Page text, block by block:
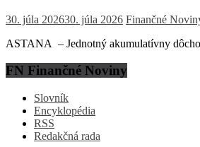
30. júla 202630. júla 2026 Finančné
ASTANA – Jednotný akumulatívny
FN Finančné Noviny
Slovník
Encyklopédia
RSS
Redakčná rada